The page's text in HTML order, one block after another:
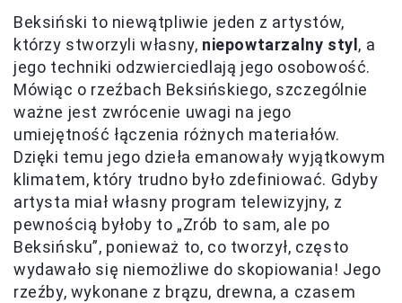
Beksiński to niewątpliwie jeden z artystów,
którzy stworzyli własny, niepowtarzalny styl , a
jego techniki odzwierciedlają jego osobowość.
Mówiąc o rzeźbach Beksińskiego, szczególnie
ważne jest zwrócenie uwagi na jego
umiejętność łączenia różnych materiałów.
Dzięki temu jego dzieła emanowały wyjątkowym
klimatem, który trudno było zdefiniować. Gdyby
artysta miał własny program telewizyjny, z
pewnością byłoby to „Zrób to sam, ale po
Beksińsku”, ponieważ to, co tworzył, często
wydawało się niemożliwe do skopiowania! Jego
rzeźby, wykonane z brązu, drewna, a czasem